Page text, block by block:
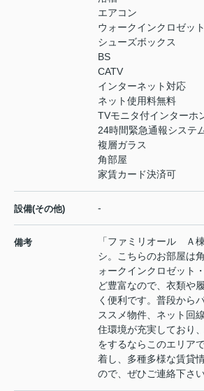
エアコン
ウォークインクロゼット
シューズボックス
BS
CATV
インターネット対応
ネット使用料無料
TVモニタ付インターホ
24時間緊急通報システ
複層ガラス
角部屋
家賃カード決済可
設備(その他) -
備考
「ファミリオール Ａ
シ。こちらのお部屋は
ォークインクロゼット
ど豊富なので、衣類や
く便利です。普段から
ススメ物件、ネット回
住環境が充実しており
をするならこのエリア
着し、多種多様な賃貸
ので、ぜひご連絡下さい